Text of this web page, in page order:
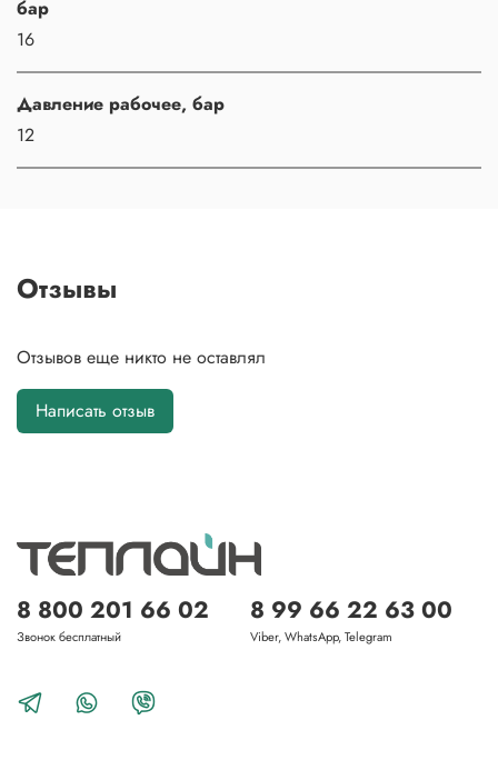
бар
16
Давление рабочее, бар
12
Отзывы
Отзывов еще никто не оставлял
Написать отзыв
8 800 201 66 02
Звонок бесплатный
8 99 66 22 63 00
Viber, WhatsApp, Telegram